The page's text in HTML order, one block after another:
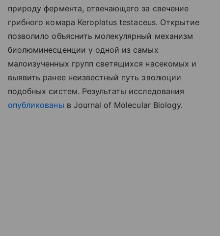
природу фермента, отвечающего за свечение
грибного комара Keroplatus testaceus. Открытие
позволило объяснить молекулярный механизм
биолюминесценции у одной из самых
малоизученных групп светящихся насекомых и
выявить ранее неизвестный путь эволюции
подобных систем. Результаты исследования
опубликованы в Journal of Molecular Biology.